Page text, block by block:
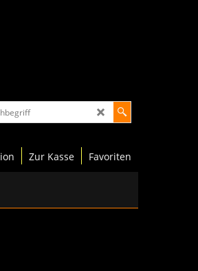
Zur Kasse Favoriten